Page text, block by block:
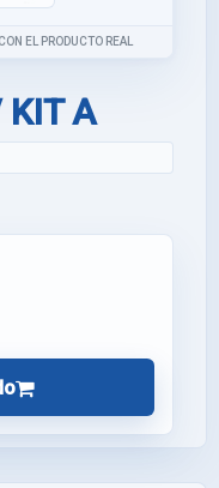
EL PRODUCTO REAL
A